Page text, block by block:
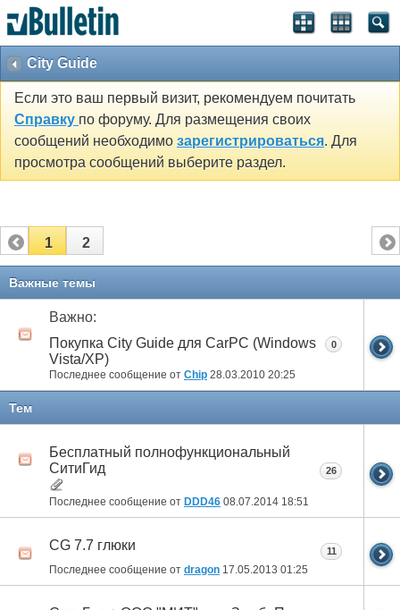
City Guide
Если это ваш первый визит, рекомендуем почитать
Справку по форуму. Для размещения своих
сообщений необходимо зарегистрироваться. Для
просмотра сообщений выберите раздел.
1 2
Важные темы
Важно:
Покупка City Guide для CarPC (Windows
Vista/XP)
Последнее сообщение от Chip 28.03.2010 20:25
0
Тем
Бесплатный полнофункциональный
СитиГид
Последнее сообщение от DDD46 08.07.2014 18:51
26
CG 7.7 глюки
Последнее сообщение от dragon 17.05.2013 01:25
11